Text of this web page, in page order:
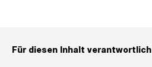
Für diesen Inhalt verantwortlich